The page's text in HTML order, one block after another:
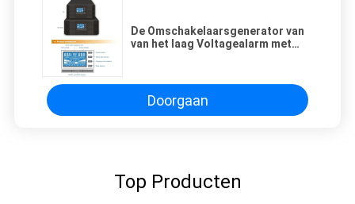
De Omschakelaarsgenerator van
van het laag Voltagealarm met
Doorgaan
Top Producten